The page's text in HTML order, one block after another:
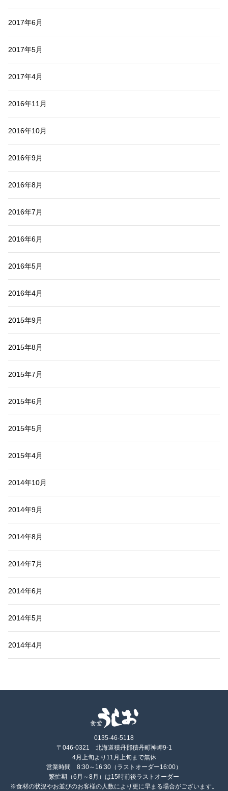
2017年6月
2017年5月
2017年4月
2016年11月
2016年10月
2016年9月
2016年8月
2016年7月
2016年6月
2016年5月
2016年4月
2015年9月
2015年8月
2015年7月
2015年6月
2015年5月
2015年4月
2014年10月
2014年9月
2014年8月
2014年7月
2014年6月
2014年5月
2014年4月
0135-46-5118
〒046-0321 北海道積丹郡積丹町神岬9-1
4月上旬より11月上旬まで無休
営業時間 8:30～16:30（ラストオーダー16:00）
繁忙期（6月～8月）は15時前後ラストオーダー
※食材の状況やお並びのお客様の人数により更に早まる場合がございます。